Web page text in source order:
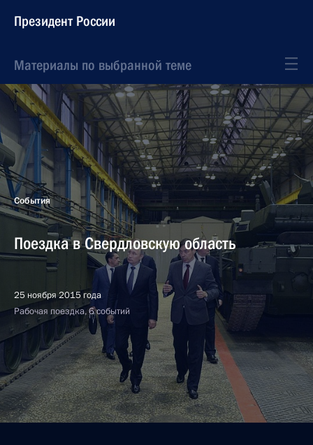
Президент России
Материалы по выбранной теме
События
Поездка в Свердловскую область
25 ноября 2015 года
Рабочая поездка, 6 событий